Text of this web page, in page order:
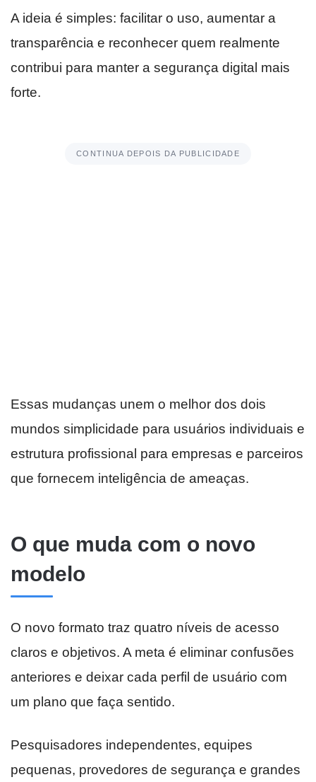
A ideia é simples: facilitar o uso, aumentar a
transparência e reconhecer quem realmente
contribui para manter a segurança digital mais
forte.
CONTINUA DEPOIS DA PUBLICIDADE
Essas mudanças unem o melhor dos dois
mundos simplicidade para usuários individuais e
estrutura profissional para empresas e parceiros
que fornecem inteligência de ameaças.
O que muda com o novo
modelo
O novo formato traz quatro níveis de acesso
claros e objetivos. A meta é eliminar confusões
anteriores e deixar cada perfil de usuário com
um plano que faça sentido.
Pesquisadores independentes, equipes
pequenas, provedores de segurança e grandes